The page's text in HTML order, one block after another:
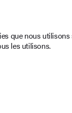
que nous
les utilisons.